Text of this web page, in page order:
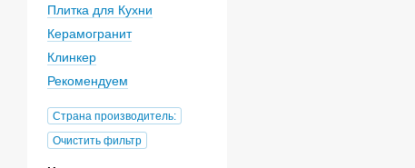
Плитка для Кухни
Керамогранит
Клинкер
Рекомендуем
Страна производитель:
Очистить фильтр